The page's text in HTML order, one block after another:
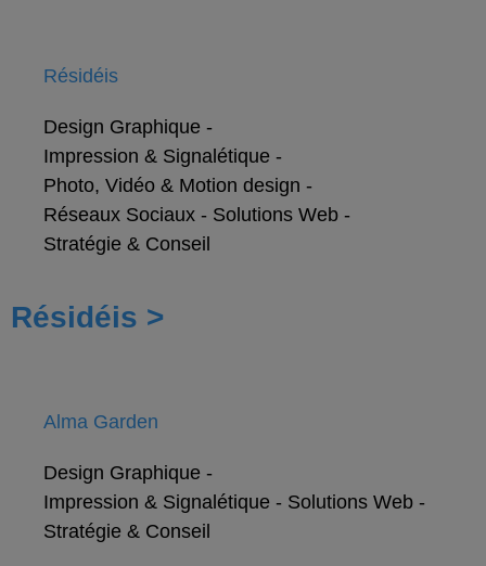
Résidéis
Design Graphique -
Impression & Signalétique -
Photo, Vidéo & Motion design -
Réseaux Sociaux - Solutions Web -
Stratégie & Conseil
Résidéis >
Alma Garden
Design Graphique -
Impression & Signalétique - Solutions Web -
Stratégie & Conseil